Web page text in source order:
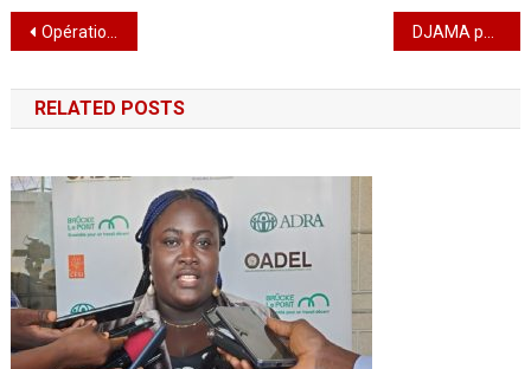
Navigation
de
l’article
Opération « Togo Propre » à Bé Souza Netimé 3 : L’unité en action pour un quartier propre et solidaire
RELATED POSTS